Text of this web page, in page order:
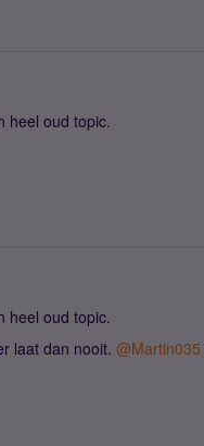
heel oud topic.
heel oud topic.
laat dan nooit. @Martin035